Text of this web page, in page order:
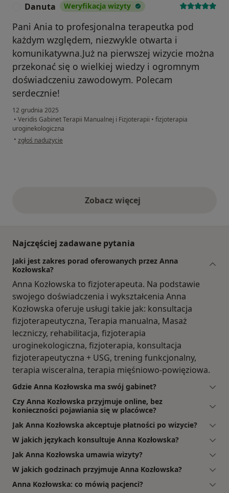
Danuta Weryfikacja wizyty
Pani Ania to profesjonalna terapeutka pod
każdym względem, niezwykle otwarta i
komunikatywna.Już na pierwszej wizycie można
przekonać się o wielkiej wiedzy i ogromnym
doświadczeniu zawodowym. Polecam
serdecznie!
12 grudnia 2025
• Veridis Gabinet Terapii Manualnej i Fizjoterapii • fizjoterapia
uroginekologiczna
• w opinii użytkownika Danuta
zgłoś nadużycie
Zobacz więcejopinie powyżej
Najczęściej zadawane pytania
Jaki jest zakres porad oferowanych przez Anna
Kozłowska?
Anna Kozłowska to fizjoterapeuta. Na podstawie
swojego doświadczenia i wykształcenia Anna
Kozłowska oferuje usługi takie jak: konsultacja
fizjoterapeutyczna, Terapia manualna, Masaż
leczniczy, rehabilitacja, fizjoterapia
uroginekologiczna, fizjoterapia, konsultacja
fizjoterapeutyczna + USG, trening funkcjonalny,
terapia wisceralna, terapia mięśniowo-powięziowa.
Gdzie Anna Kozłowska ma swój gabinet?
Czy Anna Kozłowska przyjmuje online, bez
konieczności pojawiania się w placówce?
Jak Anna Kozłowska akceptuje płatności po wizycie?
W jakich językach konsultuje Anna Kozłowska?
Jak Anna Kozłowska umawia wizyty?
W jakich godzinach przyjmuje Anna Kozłowska?
Anna Kozłowska: co mówią pacjenci?